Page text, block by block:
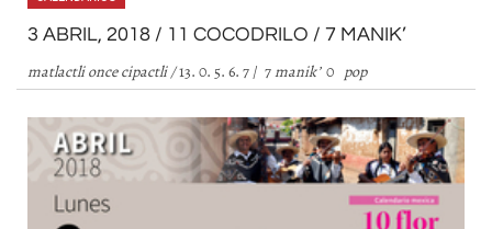
3 ABRIL, 2018 / 11 COCODRILO / 7 MANIK’
matlactli once cipactli /13. 0. 5. 6. 7 / 7manik0 pop